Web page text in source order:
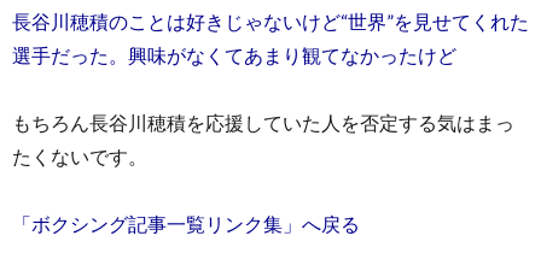
長谷川穂積のことは好きじゃないけど“世界”を見せてくれた
選手だった。興味がなくてあまり観てなかったけど
もちろん長谷川穂積を応援していた人を否定する気はまっ
たくないです。
「ボクシング記事一覧リンク集」へ戻る